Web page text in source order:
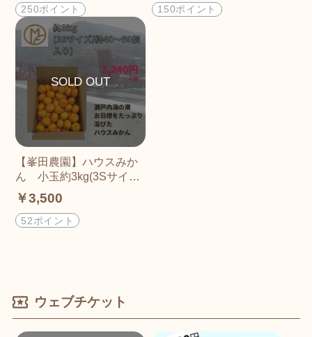
250ポイント 150ポイント
【峯田農園】ハウスみか
ん 小玉約3kg(3Sサイ
ズ 約40〜50個入り)
￥3,500
52ポイント
ウェブチケット